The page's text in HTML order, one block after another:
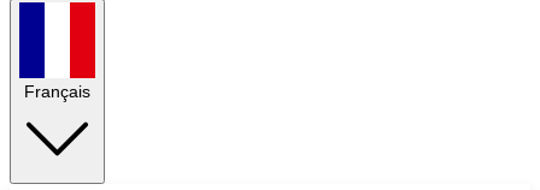
Français